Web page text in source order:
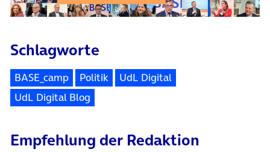
Schlagworte
BASE_camp Politik
UdL Digital
UdL Digital Blog
Empfehlung der Redaktion